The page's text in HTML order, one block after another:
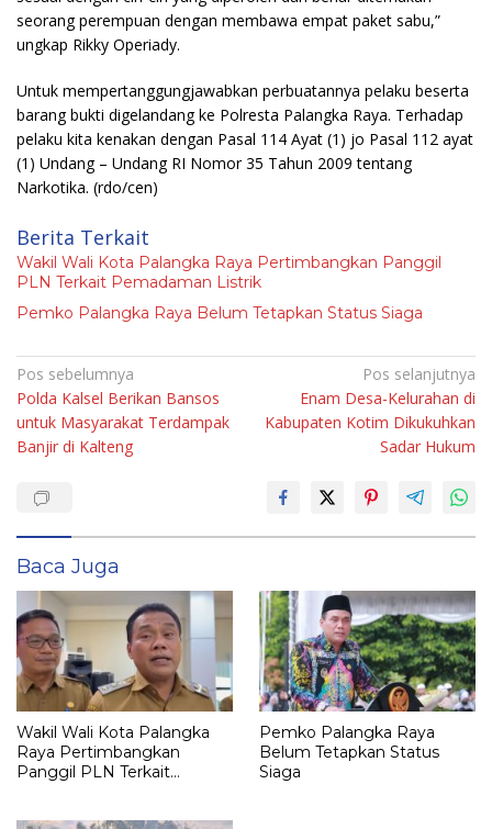
seorang perempuan dengan membawa empat paket sabu,”
ungkap Rikky Operiady.
Untuk mempertanggungjawabkan perbuatannya pelaku beserta
barang bukti digelandang ke Polresta Palangka Raya. Terhadap
pelaku kita kenakan dengan Pasal 114 Ayat (1) jo Pasal 112 ayat
(1) Undang – Undang RI Nomor 35 Tahun 2009 tentang
Narkotika. (rdo/cen)
Berita Terkait
Wakil Wali Kota Palangka Raya Pertimbangkan Panggil
PLN Terkait Pemadaman Listrik
Pemko Palangka Raya Belum Tetapkan Status Siaga
Navigasi
pos
Pos sebelumnya
Polda Kalsel Berikan Bansos
untuk Masyarakat Terdampak
Banjir di Kalteng
Pos selanjutnya
Enam Desa-Kelurahan di
Kabupaten Kotim Dikukuhkan
Sadar Hukum
Baca Juga
Wakil Wali Kota Palangka
Raya Pertimbangkan
Panggil PLN Terkait
Pemko Palangka Raya
Belum Tetapkan Status
Siaga